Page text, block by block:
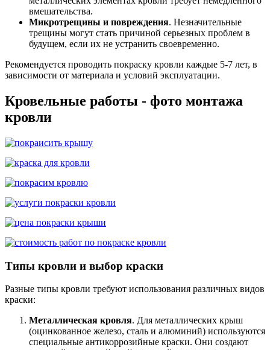
вмешательства.
Микротрещины и повреждения. Незначительные
трещины могут стать причиной серьезных проблем в
будущем, если их не устранить своевременно.
Рекомендуется проводить покраску кровли каждые 5-7 лет, в
зависимости от материала и условий эксплуатации.
Кровельные работы - фото монтажа
кровли
Типы кровли и выбор краски
Разные типы кровли требуют использования различных видов
краски:
Металлическая кровля. Для металлических крыш
(оцинкованное железо, сталь и алюминий) используются
специальные антикоррозийные краски. Они создают